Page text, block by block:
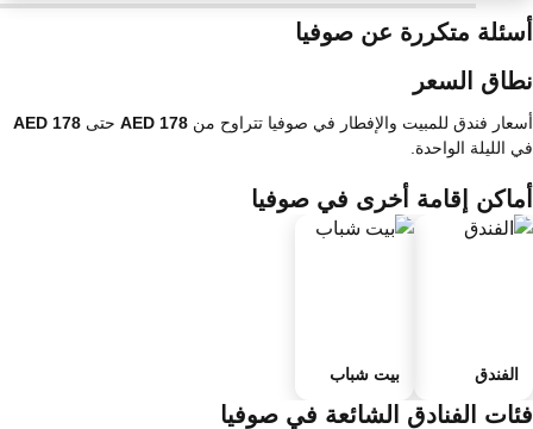
متكررة عن صوفيا
السعر
فندق للمبيت والإفطار في صوفيا تتراوح من حتى
الليلة الواحدة.
إقامة أخرى في صوفيا
الفندق بيت شباب
الفنادق الشائعة في صوفيا